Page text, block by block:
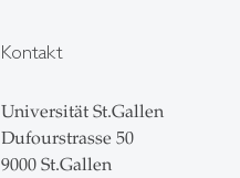
Kontakt
Universität St.Gallen
Dufourstrasse 50
9000 St.Gallen